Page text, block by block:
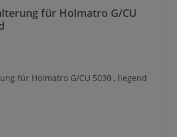
für Holmatro G/CU
für Holmatro G/CU 5030 , liegend